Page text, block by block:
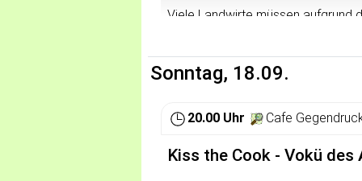
Viele Landwirte müssen aufgrund
hochwertige Produkte vom
ich daran etwas ändern? Wie
aussehen? Doch das Problem
eine Gruppe von Menschen
Solidargemeinschaft zu
Gesamtkosten der
Sonntag, 18.09.
20.00 Uhr Cafe
Kiss the Cook - Vokü des